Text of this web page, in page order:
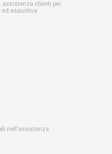
assistenza clienti per
esaustiva
nell'assistenza